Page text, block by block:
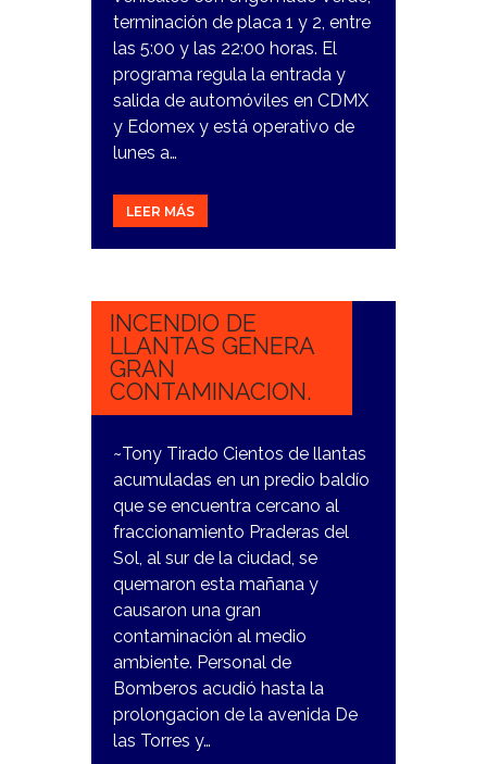
terminación de placa 1 y 2, entre
las 5:00 y las 22:00 horas. El
programa regula la entrada y
salida de automóviles en CDMX
y Edomex y está operativo de
lunes a…
LEER MÁS
28
INCENDIO DE
LLANTAS GENERA
GRAN
CONTAMINACION.
~Tony Tirado Cientos de llantas
acumuladas en un predio baldío
que se encuentra cercano al
fraccionamiento Praderas del
Sol, al sur de la ciudad, se
quemaron esta mañana y
causaron una gran
contaminación al medio
ambiente. Personal de
Bomberos acudió hasta la
prolongacion de la avenida De
las Torres y…